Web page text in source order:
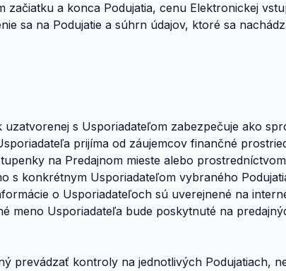
a konca Podujatia, cenu Elektronickej
sa na Podujatie a súhrn údajov, ktoré sa
s Usporiadateľom zabezpečuje ako
prijíma od záujemcov finančné
na Predajnom mieste alebo
s konkrétnym Usporiadateľom vybraného
o Usporiadateľoch sú uverejnené na
meno Usporiadateľa bude poskytnuté na
prevádzať kontroly na jednotlivých Podujatiach,